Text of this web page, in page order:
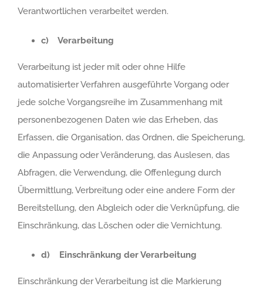
Verantwortlichen verarbeitet werden.
c) Verarbeitung
Verarbeitung ist jeder mit oder ohne Hilfe
automatisierter Verfahren ausgeführte Vorgang oder
jede solche Vorgangsreihe im Zusammenhang mit
personenbezogenen Daten wie das Erheben, das
Erfassen, die Organisation, das Ordnen, die Speicherung,
die Anpassung oder Veränderung, das Auslesen, das
Abfragen, die Verwendung, die Offenlegung durch
Übermittlung, Verbreitung oder eine andere Form der
Bereitstellung, den Abgleich oder die Verknüpfung, die
Einschränkung, das Löschen oder die Vernichtung.
d) Einschränkung der Verarbeitung
Einschränkung der Verarbeitung ist die Markierung